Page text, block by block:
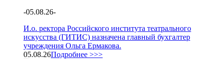
-05.08.26-
И.о. ректора Российского института театрального
искусства (ГИТИС) назначена главный бухгалтер
учреждения Ольга Ермакова.
05.08.26Подробнее >>>